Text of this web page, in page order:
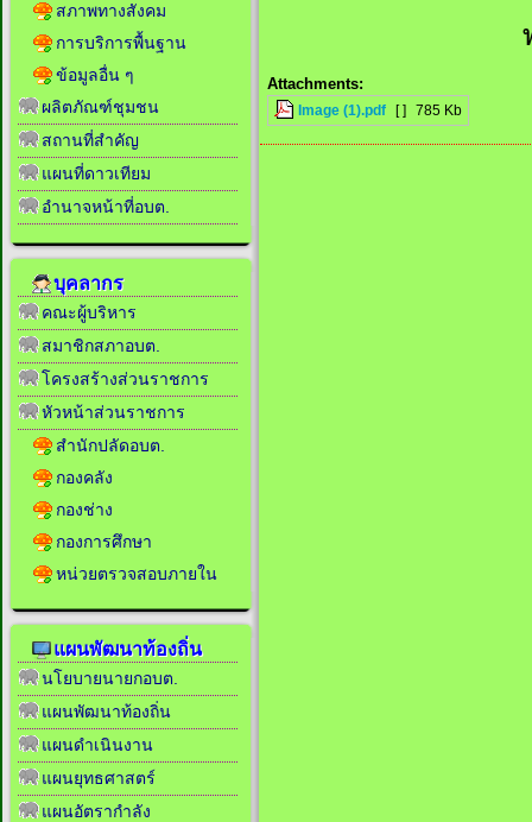
Attachments:
Image (1).pdf [ ] 785 Kb
สภาพทางสังคม
การบริการพื้นฐาน
ข้อมูลอื่น ๆ
ผลิตภัณฑ์ชุมชน
สถานที่สำคัญ
แผนที่ดาวเทียม
อำนาจหน้าที่อบต.
บุคลากร
คณะผู้บริหาร
สมาชิกสภาอบต.
โครงสร้างส่วนราชการ
หัวหน้าส่วนราชการ
สำนักปลัดอบต.
กองคลัง
กองช่าง
กองการศึกษา
หน่วยตรวจสอบภายใน
แผนพัฒนาท้องถิ่น
นโยบายนายกอบต.
แผนพัฒนาท้องถิ่น
แผนดำเนินงาน
แผนยุทธศาสตร์
แผนอัตรากำลัง